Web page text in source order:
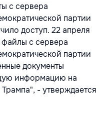
с сервера
партии
доступ. 22 апреля
с сервера
партии
документы
информацию на
- утверждается